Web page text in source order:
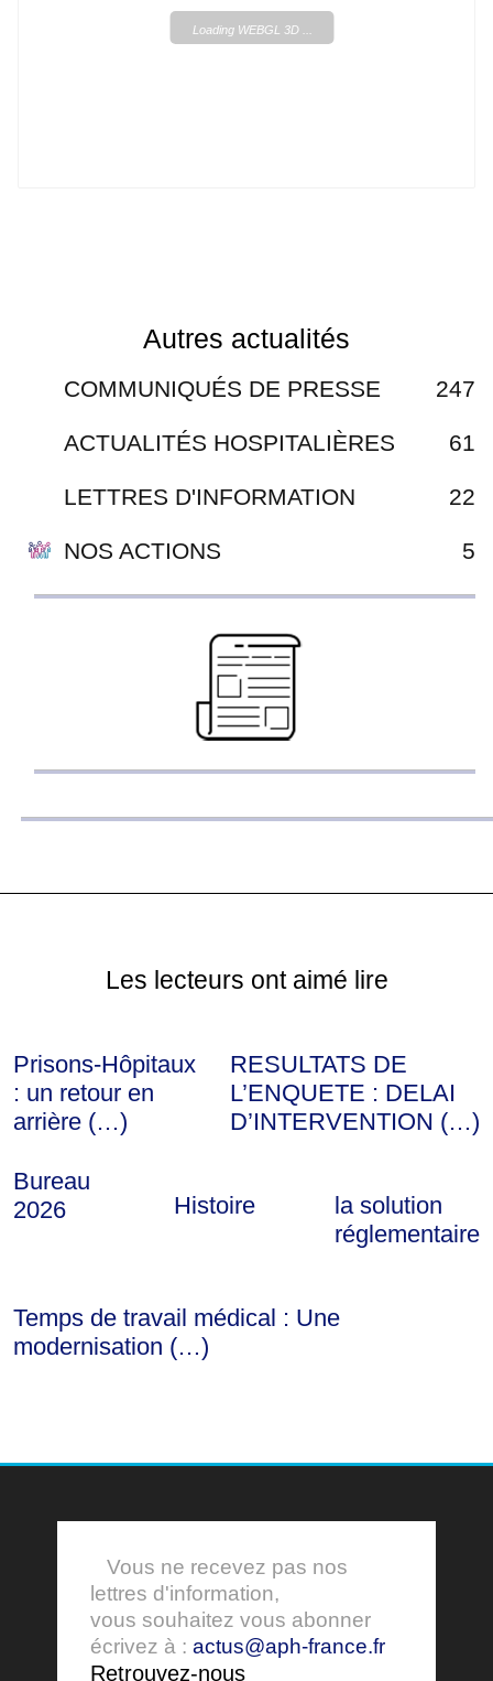
Loading WEBGL 3D ...
Autres actualités
COMMUNIQUÉS DE PRESSE 247
ACTUALITÉS HOSPITALIÈRES 61
LETTRES D'INFORMATION 22
NOS ACTIONS 5
Les lecteurs ont aimé lire
Prisons-Hôpitaux
: un retour en
arrière (…)
RESULTATS DE
L’ENQUETE : DELAI
D’INTERVENTION (…)
Bureau
2026
Histoire
la solution
réglementaire
Temps de travail médical : Une
modernisation (…)
Vous ne recevez pas nos
lettres d'information,
vous souhaitez vous abonner
écrivez à : actus@aph-france.fr
Retrouvez-nous